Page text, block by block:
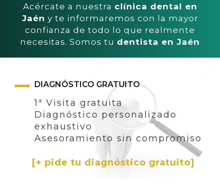
Acércate a nuestra clínica dental en
Jaén y te informaremos con la mayor
confianza de todo lo que realmente
necesitas. Somos tu dentista en Jaén
DIAGNÓSTICO GRATUITO
1ª Visita gratuita
Diagnóstico personalizado
exhaustivo
Asesoramiento sin compromiso
[+ pide tu diagnóstico gratuito]